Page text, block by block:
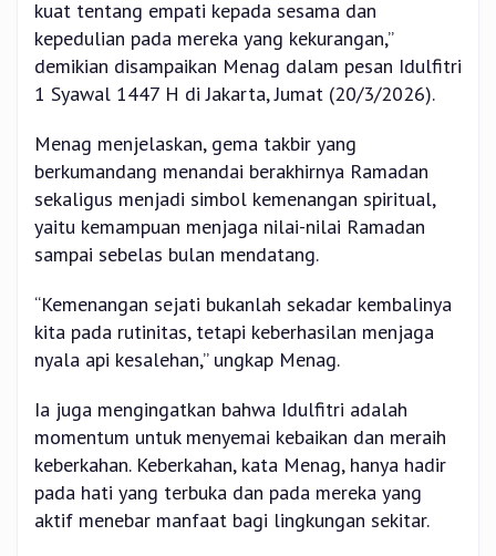
kuat tentang empati kepada sesama dan
kepedulian pada mereka yang kekurangan,”
demikian disampaikan Menag dalam pesan Idulfitri
1 Syawal 1447 H di Jakarta, Jumat (20/3/2026).
Menag menjelaskan, gema takbir yang
berkumandang menandai berakhirnya Ramadan
sekaligus menjadi simbol kemenangan spiritual,
yaitu kemampuan menjaga nilai-nilai Ramadan
sampai sebelas bulan mendatang.
“Kemenangan sejati bukanlah sekadar kembalinya
kita pada rutinitas, tetapi keberhasilan menjaga
nyala api kesalehan,” ungkap Menag.
Ia juga mengingatkan bahwa Idulfitri adalah
momentum untuk menyemai kebaikan dan meraih
keberkahan. Keberkahan, kata Menag, hanya hadir
pada hati yang terbuka dan pada mereka yang
aktif menebar manfaat bagi lingkungan sekitar.